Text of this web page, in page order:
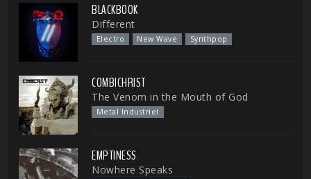
BLACKBOOK
Different
Electro New Wave Synthpop
COMBICHRIST
The Venom in the Mouth of God
Metal Industriel
EMPTINESS
Nowhere Speaks